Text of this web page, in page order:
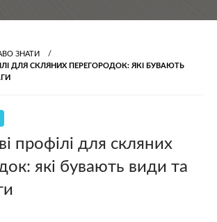
ЗНАТИ
ДЛЯ СКЛЯНИХ ПЕРЕГОРОДОК: ЯКІ БУВАЮТЬ
профілі для скляних
які бувають види та